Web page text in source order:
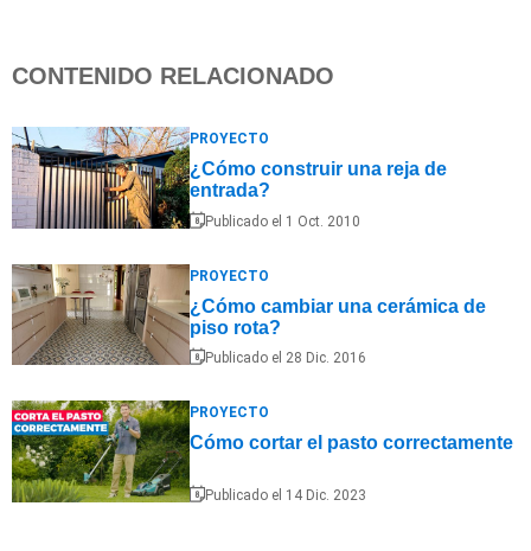
CONTENIDO RELACIONADO
PROYECTO
¿Cómo construir una reja de
entrada?
Publicado el 1 Oct. 2010
PROYECTO
¿Cómo cambiar una cerámica de
piso rota?
Publicado el 28 Dic. 2016
PROYECTO
Cómo cortar el pasto correctamente
Publicado el 14 Dic. 2023